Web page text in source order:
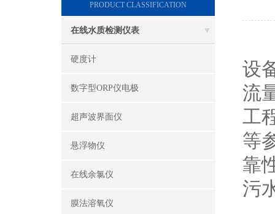
PRODUCT CLASSIFICATION
在线水质检测仪表
硬度计
数字型ORP仪电极
超声波界面仪
悬浮物仪
在线余氯仪
膜法溶氧仪
设
流
工
等
靠
污